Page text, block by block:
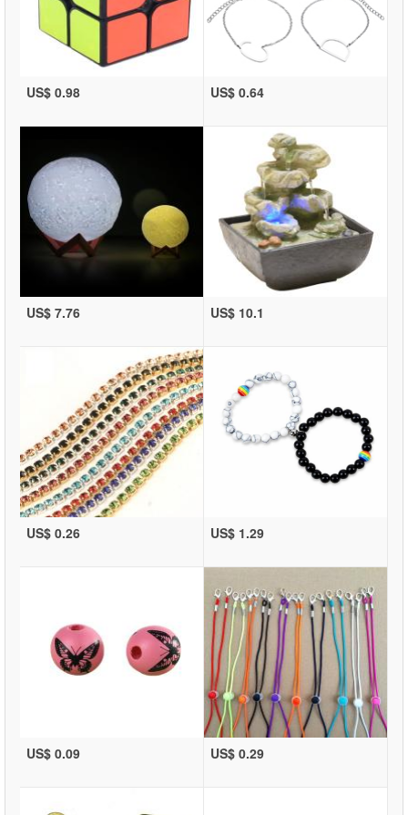
US$ 0.98 US$ 0.64
US$ 7.76 US$ 10.1
US$ 0.26 US$ 1.29
US$ 0.09 US$ 0.29